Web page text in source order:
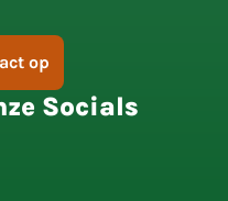
op
Socials